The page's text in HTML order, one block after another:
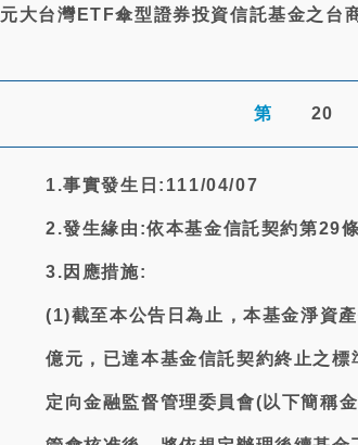
元大台灣ETF傘型證券投資信託基金之台
第 20
1.事實發生日:111/04/07
2.發生緣由:依本基金信託契約第29
3.因應措施:
(1)截至本公告日為止，本基金淨資
億元，已達本基金信託契約終止之
定向金融監督管理委員會(以下簡稱